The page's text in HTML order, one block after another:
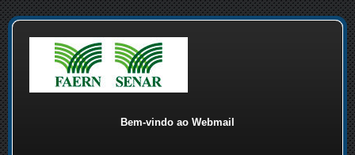
Bem-vindo ao Webmail